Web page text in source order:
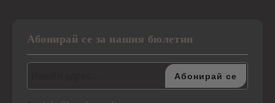
Абонирай се за нашия бюлетин